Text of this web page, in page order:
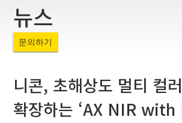
뉴스
문의하기
니콘, 초해상도 멀티 컬
확장하는 ‘AX NIR with